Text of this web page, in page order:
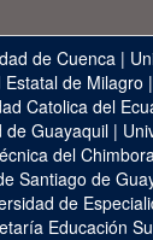
de Cuenca |
Estatal de Milagro |
Catolica del
de Guayaquil |
del
Santiago de
de
Educación